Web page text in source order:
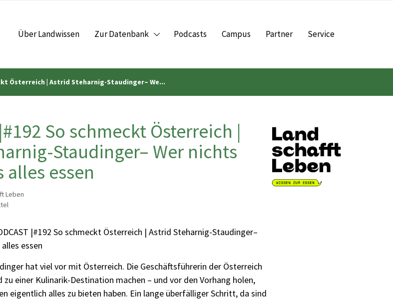
Über Landwissen Zur Datenbank Podcasts Campus Partner Service
Österreich | Astrid Steharnig-Staudinger– We...
So schmeckt Österreich |
Staudinger– Wer nichts
essen
Leben
|#192 So schmeckt Österreich | Astrid Steharnig-Staudinger–
essen
hat viel vor mit Österreich. Die Geschäftsführerin der Österreich
zu einer Kulinarik-Destination machen – und vor den Vorhang holen,
eigentlich alles zu bieten haben. Ein lange überfälliger Schritt, da sind